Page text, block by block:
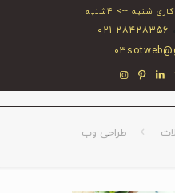
۰۲۱-۲۸۴۲۸۳۵۶
طراحی وب